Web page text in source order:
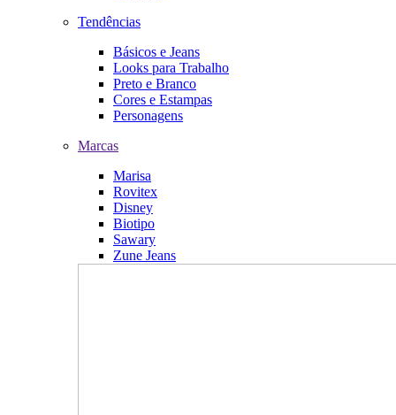
Tendências
Básicos e Jeans
Looks para Trabalho
Preto e Branco
Cores e Estampas
Personagens
Marcas
Marisa
Rovitex
Disney
Biotipo
Sawary
Zune Jeans